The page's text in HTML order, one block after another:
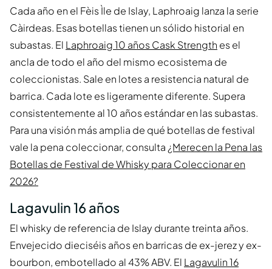
Cada año en el Fèis Ìle de Islay, Laphroaig lanza la serie
Càirdeas. Esas botellas tienen un sólido historial en
subastas. El Laphroaig 10 años Cask Strength es el
ancla de todo el año del mismo ecosistema de
coleccionistas. Sale en lotes a resistencia natural de
barrica. Cada lote es ligeramente diferente. Supera
consistentemente al 10 años estándar en las subastas.
Para una visión más amplia de qué botellas de festival
vale la pena coleccionar, consulta ¿Merecen la Pena las
Botellas de Festival de Whisky para Coleccionar en
2026?
Lagavulin 16 años
El whisky de referencia de Islay durante treinta años.
Envejecido dieciséis años en barricas de ex-jerez y ex-
bourbon, embotellado al 43% ABV. El Lagavulin 16